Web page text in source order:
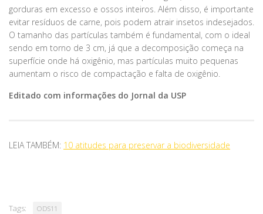
gorduras em excesso e ossos inteiros. Além disso, é importante
evitar resíduos de carne, pois podem atrair insetos indesejados.
O tamanho das partículas também é fundamental, com o ideal
sendo em torno de 3 cm, já que a decomposição começa na
superfície onde há oxigênio, mas partículas muito pequenas
aumentam o risco de compactação e falta de oxigênio.
Editado com informações do Jornal da USP
LEIA TAMBÉM: 10 atitudes para preservar a biodiversidade
Tags: ODS11